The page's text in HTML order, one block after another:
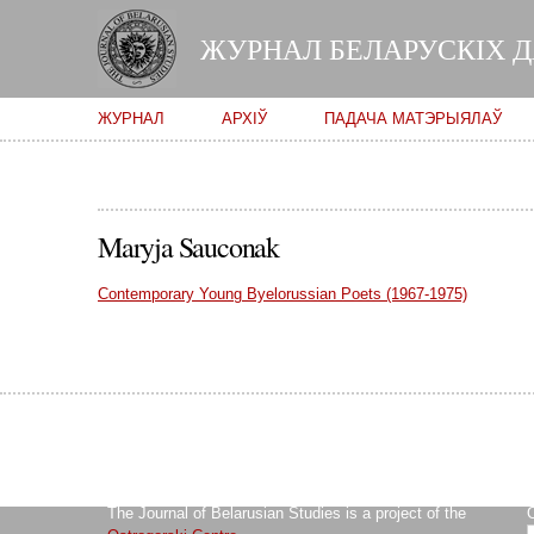
ЖУРНАЛ БЕЛАРУСКІХ
Main menu
ЖУРНАЛ АРХІЎ ПАДАЧА МАТЭРЫЯЛАЎ
Maryja Sauconak
Contemporary Young Byelorussian Poets (1967-1975)
The Journal of Belarusian Studies is a project of the